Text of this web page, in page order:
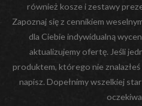
również kosze i zestawy
Zapoznaj się z cennikiem
dla Ciebie indywidualną
aktualizujemy ofertę. Jeśli
produktem, którego nie
napisz. Dopełnimy wszelkiej